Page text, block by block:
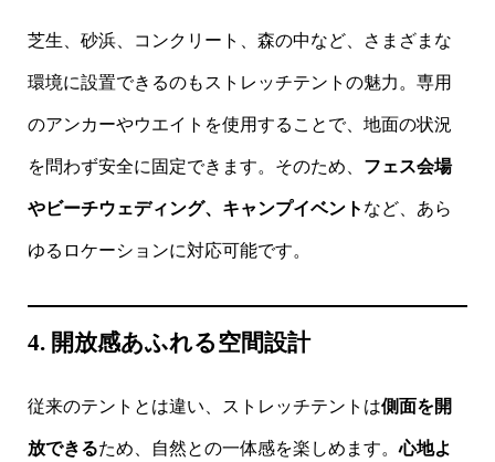
芝生、砂浜、コンクリート、森の中など、さまざまな
環境に設置できるのもストレッチテントの魅力。専用
のアンカーやウエイトを使用することで、地面の状況
を問わず安全に固定できます。そのため、 フェス会場
やビーチウェディング、キャンプイベント など、あら
ゆるロケーションに対応可能です。
4. 開放感あふれる空間設計
従来のテントとは違い、ストレッチテントは側面を開
放できるため、自然との一体感を楽しめます。心地よ